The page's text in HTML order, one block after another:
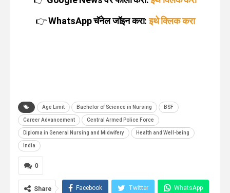
👉WhatsApp चॅनेल जॉइन करा: इथे क्लिक करा
Age Limit Bachelor of Science in Nursing BSF
Career Advancement Central Armed Police Force
Diploma in General Nursing and Midwifery Health and Well-being
India
0
Share Facebook Twitter WhatsApp